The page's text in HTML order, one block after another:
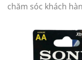
chăm sóc khách